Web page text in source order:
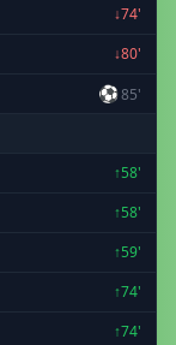
↓74'
↓80'
⚽85'
↑58'
↑58'
↑59'
↑74'
↑74'